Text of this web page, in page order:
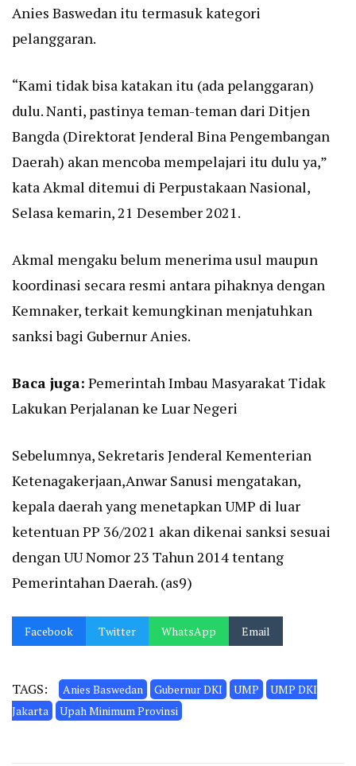
Anies Baswedan itu termasuk kategori
pelanggaran.
“Kami tidak bisa katakan itu (ada pelanggaran)
dulu. Nanti, pastinya teman-teman dari Ditjen
Bangda (Direktorat Jenderal Bina Pengembangan
Daerah) akan mencoba mempelajari itu dulu ya,”
kata Akmal ditemui di Perpustakaan Nasional,
Selasa kemarin, 21 Desember 2021.
Akmal mengaku belum menerima usul maupun
koordinasi secara resmi antara pihaknya dengan
Kemnaker, terkait kemungkinan menjatuhkan
sanksi bagi Gubernur Anies.
Baca juga: Pemerintah Imbau Masyarakat Tidak
Lakukan Perjalanan ke Luar Negeri
Sebelumnya, Sekretaris Jenderal Kementerian
Ketenagakerjaan,Anwar Sanusi mengatakan,
kepala daerah yang menetapkan UMP di luar
ketentuan PP 36/2021 akan dikenai sanksi sesuai
dengan UU Nomor 23 Tahun 2014 tentang
Pemerintahan Daerah. (as9)
Facebook Twitter WhatsApp Email
TAGS: Anies Baswedan Gubernur DKI UMP
UMP DKI
Jakarta
Upah Minimum Provinsi